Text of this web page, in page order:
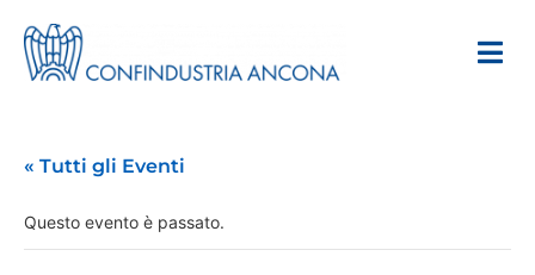
« Tutti gli Eventi
Questo evento è passato.